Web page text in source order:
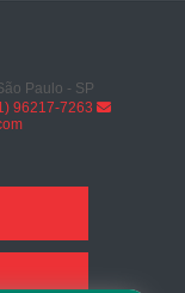
Paulo - SP
96217-7263